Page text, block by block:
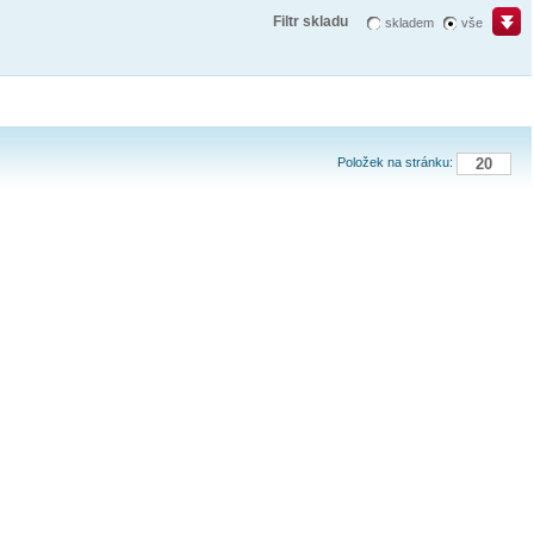
Filtr skladu skladem vše
Položek na stránku: